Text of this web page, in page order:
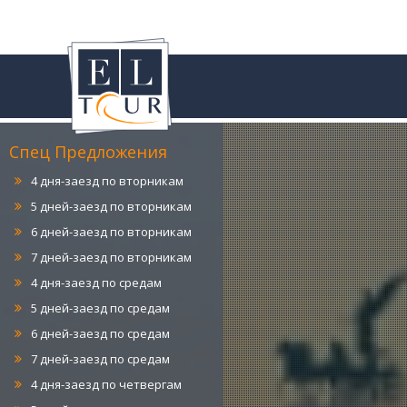
Спец Предложения
4 дня-заезд по понедельникам
5 дней-заезд по понедельникам
6 дней-заезд по понедельникам
4 дня-заезд по вторникам
5 дней-заезд по вторникам
6 дней-заезд по вторникам
7 дней-заезд по вторникам
4 дня-заезд по средам
5 дней-заезд по средам
6 дней-заезд по средам
7 дней-заезд по средам
4 дня-заезд по четвергам
5 дней -заезд по четвергам